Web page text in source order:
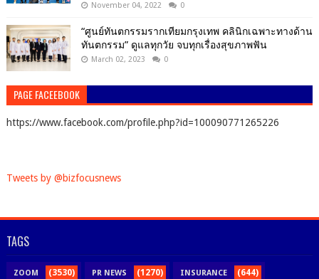
November 04, 2022 0
“ศูนย์ทันตกรรมรากเทียมกรุงเทพ คลินิกเฉพาะทางด้าน
ทันตกรรม” ดูแลทุกวัย จบทุกเรื่องสุขภาพฟัน
March 02, 2023 0
PAGE FACEEBOOK
https://www.facebook.com/profile.php?id=100090771265226
Tweets by @bizfocusnews
TAGS
ZOOM (3530) PR NEWS (1270) INSURANCE (644)